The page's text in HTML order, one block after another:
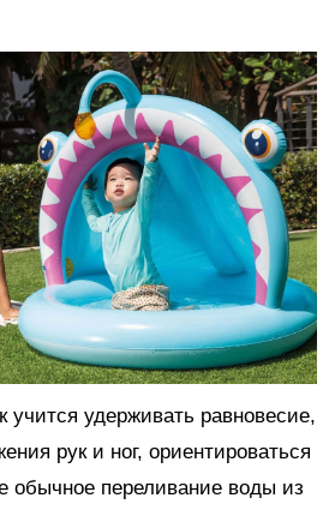
учится удерживать равновесие,
рук и ног, ориентироваться
обычное переливание воды из